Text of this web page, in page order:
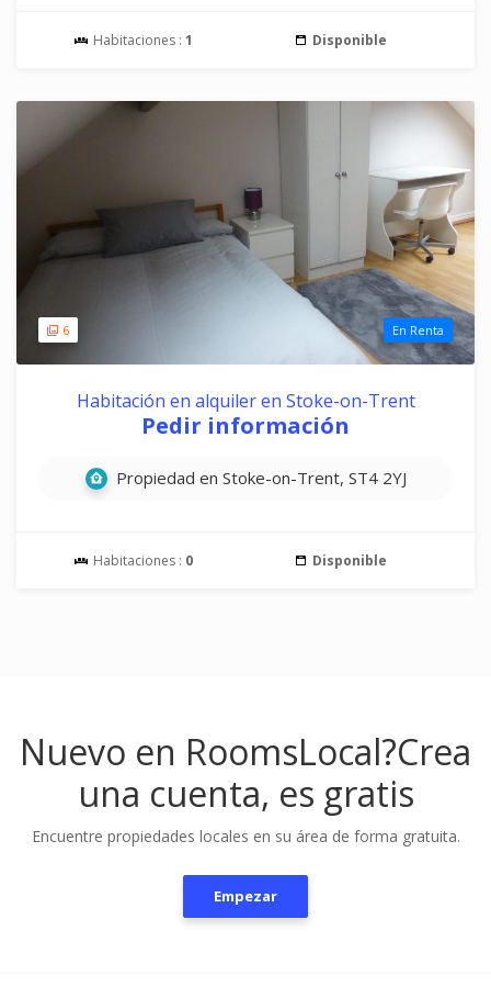
Habitaciones : 1 Disponible
6 En Renta
Habitación en alquiler en Stoke-on-Trent
Pedir información
Propiedad en Stoke-on-Trent, ST4 2YJ
Habitaciones : 0 Disponible
Nuevo en RoomsLocal?Crea
una cuenta, es gratis
Encuentre propiedades locales en su área de forma gratuita.
Empezar